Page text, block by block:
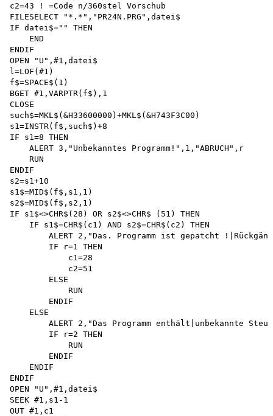
c2=43 ! =Code n/360stel Vorschub
FILESELECT "*.*","PR24N.PRG",datei$
IF datei$="" THEN
    END
ENDIF
OPEN "U",#1,datei$
l=LOF(#1)
f$=SPACE$(1)
BGET #1,VARPTR(f$),1
CLOSE
such$=MKL$(&H33600000)+MKL$(&H743F3C00)
s1=INSTR(f$,such$)+8
IF s1=8 THEN
    ALERT 3,"Unbekanntes Programm!",1,"ABRUCH",r
    RUN
ENDIF
s2=s1+10
s1$=MID$(f$,s1,1)
s2$=MID$(f$,s2,1)
IF s1$<>CHR$(28) OR s2$<>CHR$ (51) THEN
    IF s1$=CHR$(c1) AND s2$=CHR$(c2) THEN
ALERT 2,"Das. Programm ist gepatcht
        IF r=1 THEN
            c1=28
            c2=51
        ELSE
            RUN
        ENDIF
    ELSE
ALERT 2,"Das Programm enthält|unbekannte
        IF r=2 THEN
            RUN
        ENDIF
    ENDIF
ENDIF
OPEN "U",#1,datei$
SEEK #1,s1-1
OUT #1,c1